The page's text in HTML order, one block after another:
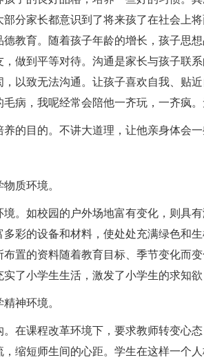
分家长都意识到了将来孩了在社会上
教育。随着孩子年龄的增长，孩子思
做到平等对待。沟通是家长与孩子联
以致无法沟通。让孩子喜欢自我、贴
病，我呢经常会陪他一齐玩，一齐疯
的目的。不讲大道理，让他亲身体会一
质环境。
。如校园的户外场地富有变化，则具
彩的设备和材料，使处处充满绿色和
置的资料随着教育目标、季节变化而
了小学生生活，激发了小学生的求知
神环境。
在课程改革环境下，要求教师转变心
缩短师生间的心距。学生在这样一个